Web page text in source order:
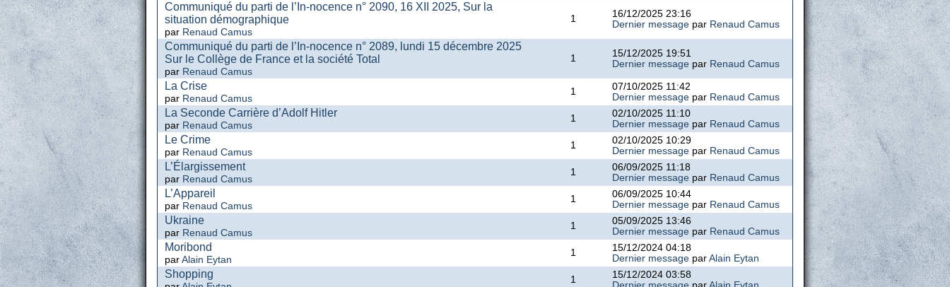
Communiqué du parti de l’In-nocence n° 2090, 16 XII 2025, Sur la
situation démographique
par Renaud Camus
1
16/12/2025 23:16
Dernier message par Renaud Camus
Communiqué du parti de l’In-nocence n° 2089, lundi 15 décembre 2025
Sur le Collège de France et la société Total
par Renaud Camus
1
15/12/2025 19:51
Dernier message par Renaud Camus
La Crise
par Renaud Camus
1
07/10/2025 11:42
Dernier message par Renaud Camus
La Seconde Carrière d’Adolf Hitler
par Renaud Camus
1
02/10/2025 11:10
Dernier message par Renaud Camus
Le Crime
par Renaud Camus
1
02/10/2025 10:29
Dernier message par Renaud Camus
L’Élargissement
par Renaud Camus
1
06/09/2025 11:18
Dernier message par Renaud Camus
L’Appareil
par Renaud Camus
1
06/09/2025 10:44
Dernier message par Renaud Camus
Ukraine
par Renaud Camus
1
05/09/2025 13:46
Dernier message par Renaud Camus
Moribond
parAlain Eytan
1
15/12/2024 04:18
Dernier message par Alain Eytan
Shopping 1
15/12/2024 03:58